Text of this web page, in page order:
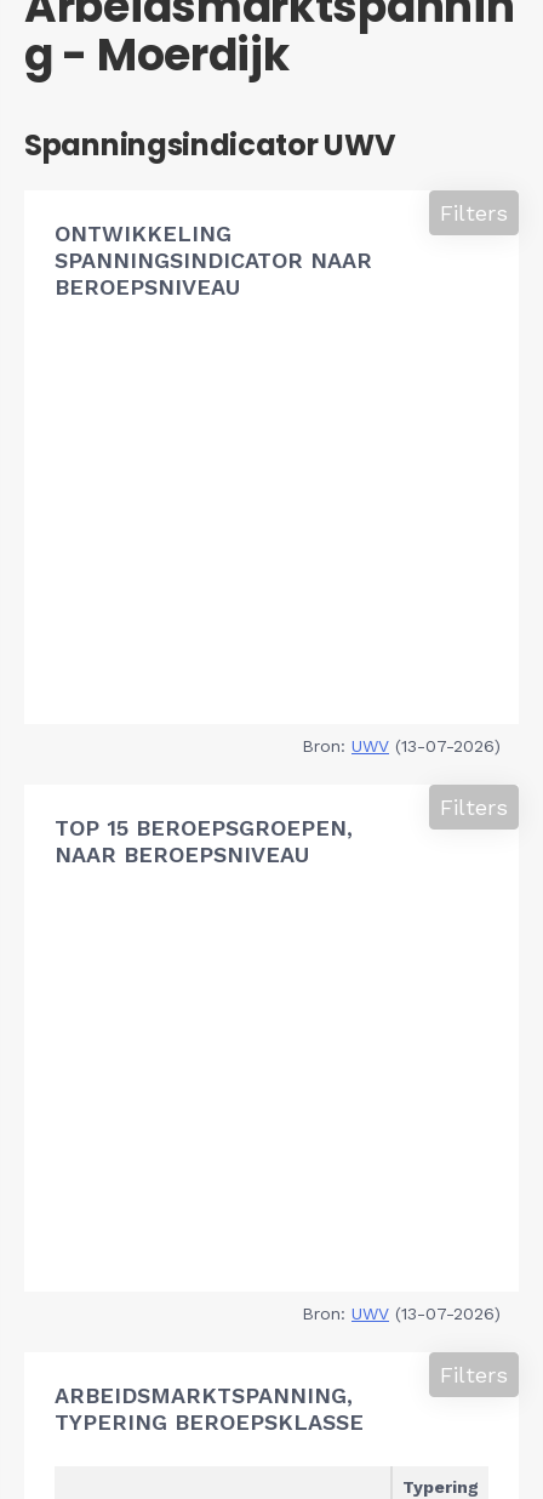
g - Moerdijk
Spanningsindicator UWV
ONTWIKKELING
SPANNINGSINDICATOR NAAR
BEROEPSNIVEAU
Filters
Bron: UWV (13-07-2026)
TOP 15 BEROEPSGROEPEN,
NAAR BEROEPSNIVEAU
Filters
Bron: UWV (13-07-2026)
ARBEIDSMARKTSPANNING,
TYPERING BEROEPSKLASSE
Filters